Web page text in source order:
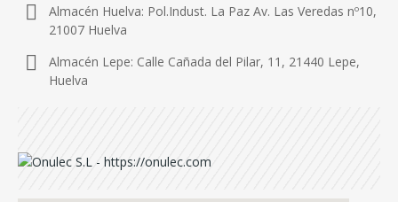
Almacén Huelva: Pol.Indust. La Paz Av. Las Veredas nº10,
21007 Huelva
Almacén Lepe: Calle Cañada del Pilar, 11, 21440 Lepe,
Huelva